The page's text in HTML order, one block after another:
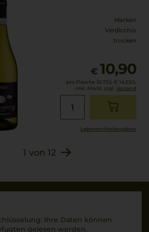
Marken
Verdicchio
trocken
€ 10,90
pro Flasche (0.75l), € 14,53/L
inkl. MwSt. zzgl. Versand
Lebensmittel­angaben
1 von 12
Ihre Daten können
gelesen werden.